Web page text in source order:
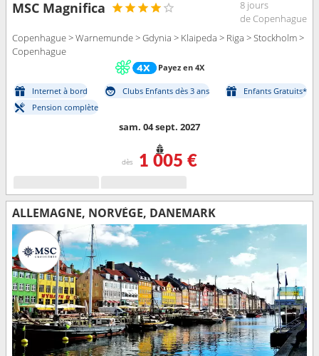
MSC Magnifica
8 jours
de Copenhague
Copenhague > Warnemunde > Gdynia > Klaipeda > Riga > Stockholm >
Copenhague
Payez en 4X
Internet à bord Clubs Enfants dès 3 ans
Enfants Gratuits*
Pension complète
sam. 04 sept. 2027
dès 1 005 €
ALLEMAGNE, NORVÈGE, DANEMARK